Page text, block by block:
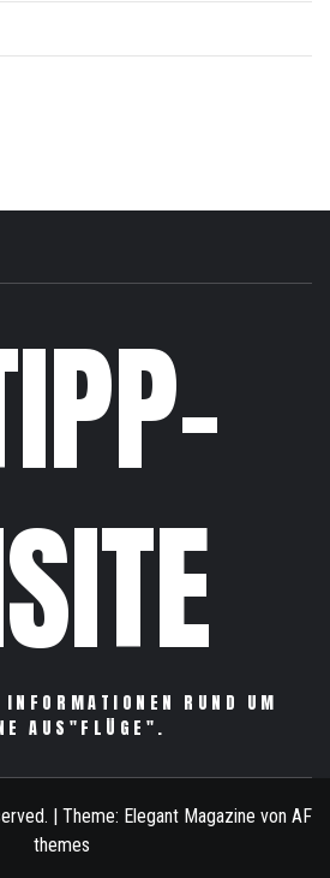
RUND UM
AUS"FLÜGE".
| Theme: Elegant Magazine von AF
themes